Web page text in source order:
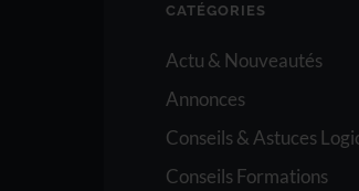
CATÉGORIES
Actu & Nouveautés
Annonces
Conseils & Astuces
Conseils Formations